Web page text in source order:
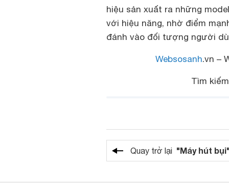
hiệu sản xuất ra những
với hiệu năng, nhờ điểm
đánh vào đối tượng người
Websosanh.vn –
Tìm
Quay trở lại "Máy hút